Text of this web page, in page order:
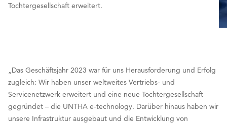
Tochtergesellschaft erweitert.
„Das Geschäftsjahr 2023 war für uns Herausforderung und Erfolg
zugleich: Wir haben unser weltweites Vertriebs- und
Servicenetzwerk erweitert und eine neue Tochtergesellschaft
gegründet – die UNTHA e-technology. Darüber hinaus haben wir
unsere Infrastruktur ausgebaut und die Entwicklung von